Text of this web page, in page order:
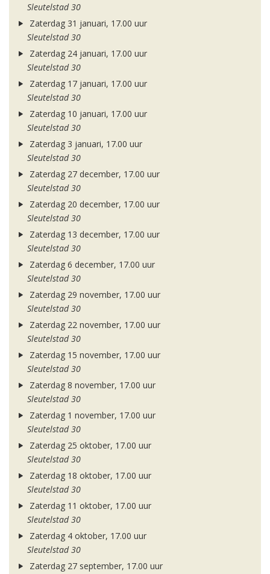
Sleutelstad 30
Zaterdag 31 januari, 17.00 uur
Sleutelstad 30
Zaterdag 24 januari, 17.00 uur
Sleutelstad 30
Zaterdag 17 januari, 17.00 uur
Sleutelstad 30
Zaterdag 10 januari, 17.00 uur
Sleutelstad 30
Zaterdag 3 januari, 17.00 uur
Sleutelstad 30
Zaterdag 27 december, 17.00 uur
Sleutelstad 30
Zaterdag 20 december, 17.00 uur
Sleutelstad 30
Zaterdag 13 december, 17.00 uur
Sleutelstad 30
Zaterdag 6 december, 17.00 uur
Sleutelstad 30
Zaterdag 29 november, 17.00 uur
Sleutelstad 30
Zaterdag 22 november, 17.00 uur
Sleutelstad 30
Zaterdag 15 november, 17.00 uur
Sleutelstad 30
Zaterdag 8 november, 17.00 uur
Sleutelstad 30
Zaterdag 1 november, 17.00 uur
Sleutelstad 30
Zaterdag 25 oktober, 17.00 uur
Sleutelstad 30
Zaterdag 18 oktober, 17.00 uur
Sleutelstad 30
Zaterdag 11 oktober, 17.00 uur
Sleutelstad 30
Zaterdag 4 oktober, 17.00 uur
Sleutelstad 30
Zaterdag 27 september, 17.00 uur